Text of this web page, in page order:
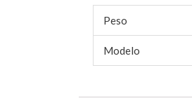
Peso
Modelo